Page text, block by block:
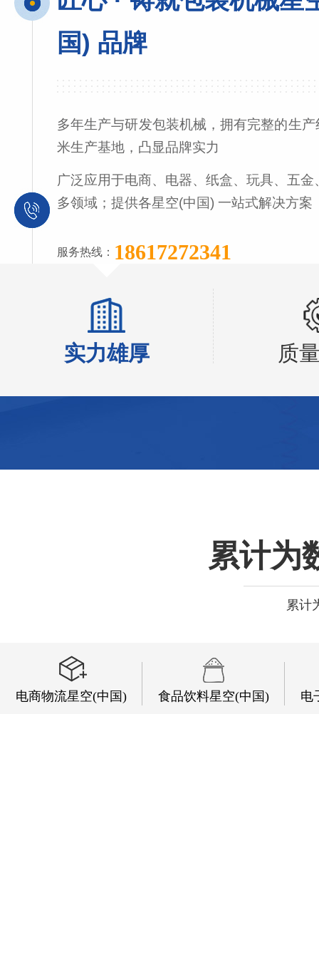
国) 品牌
多年生产与研发包装机械，拥有完整的生
米生产基地，凸显品牌实力
广泛应用于电商、电器、纸盒、玩具、五金
多领域；提供各星空(中国) 一站式解决方案
服务热线： 18617272341
实力雄厚 质
累计为
累计
电商物流星空(中国) 食品饮料星空(中国) 电